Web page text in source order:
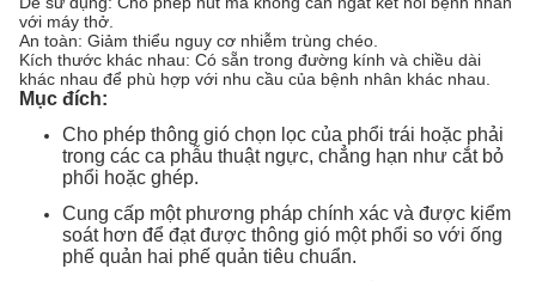
với máy thở.
An toàn: Giảm thiểu nguy cơ nhiễm trùng chéo.
Kích thước khác nhau: Có sẵn trong đường kính và chiều dài
khác nhau để phù hợp với nhu cầu của bệnh nhân khác nhau.
Mục đích:
Cho phép thông gió chọn lọc của phổi trái hoặc phải
trong các ca phẫu thuật ngực, chẳng hạn như cắt bỏ
phổi hoặc ghép.
Cung cấp một phương pháp chính xác và được kiểm
soát hơn để đạt được thông gió một phổi so với ống
phế quản hai phế quản tiêu chuẩn.